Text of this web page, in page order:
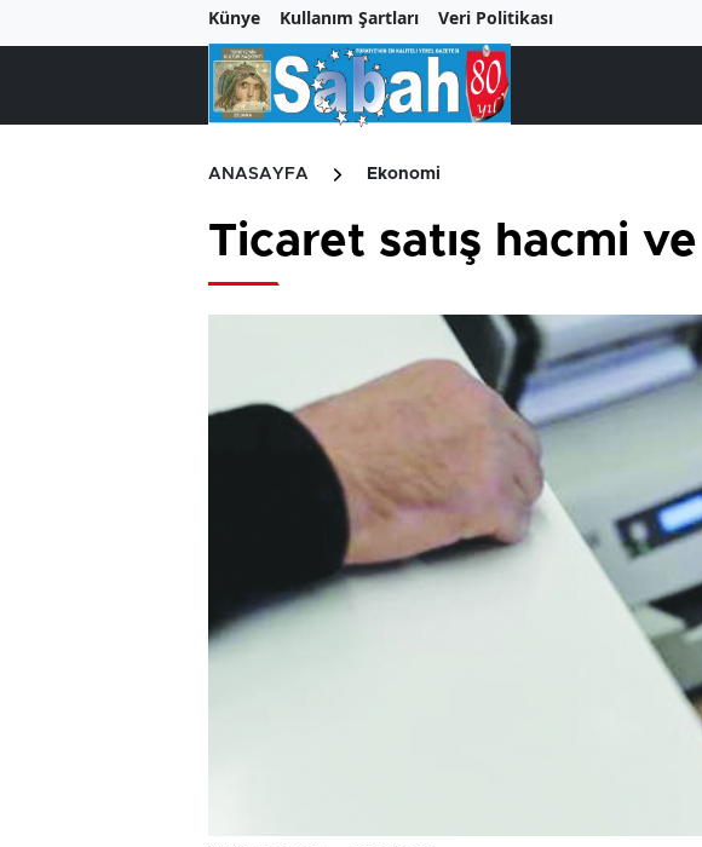
Künye Kullanım Şartları Veri Politikası
ANASAYFA Ekonomi
Ticaret satış hacmi
Birçok